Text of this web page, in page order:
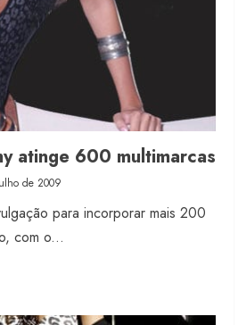
atinge 600 multimarcas
de 2009
para incorporar mais 200
com o...